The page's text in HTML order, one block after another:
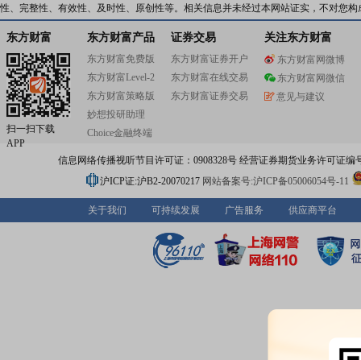
性、完整性、有效性、及时性、原创性等。相关信息并未经过本网站证实，不对您
东方财富
扫一扫下载
APP
东方财富产品
东方财富免费版
东方财富Level-2
东方财富策略版
妙想投研助理
Choice金融终端
证券交易
东方财富证券开户
东方财富在线交易
东方财富证券交易
关注东方财富
东方财富网微博
东方财富网微信
意见与建议
信息网络传播视听节目许可证：0908328号 经营证券期货业务许可证编
沪ICP证:沪B2-20070217 网站备案号:沪ICP备05006054号-11
关于我们 可持续发展 广告服务 供应商平台